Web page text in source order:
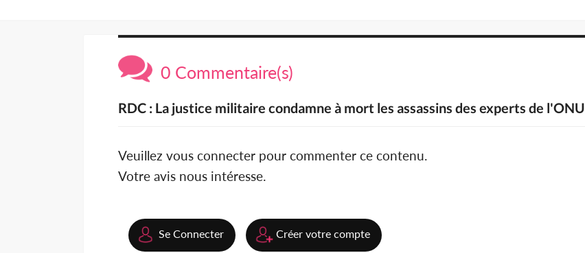
0 Commentaire(s)
RDC : La justice militaire condamne à mort les assassins des experts de l'ONU
Veuillez vous connecter pour commenter ce contenu.
Votre avis nous intéresse.
Se Connecter Créer votre compte